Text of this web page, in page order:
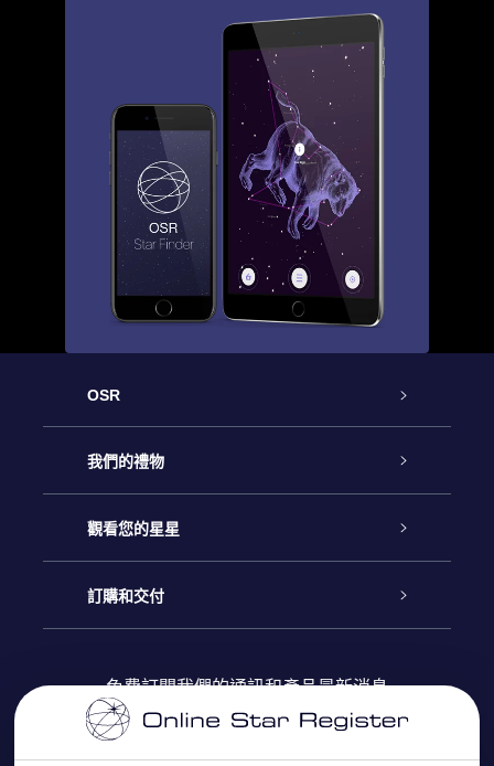
OSR
客戶服務
聯繫我們
博客
評論
我們的禮物
Online Star禮物
OSR禮物包
OSR 禮物卡
觀看您的星星
星星注册
個性化的Star Page
訂購和交付
付款資訊
免費訂閱我們的通訊和產品最新消息